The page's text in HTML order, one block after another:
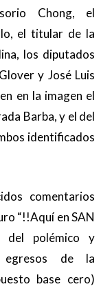
Chong, el
el titular de la
los diputados
y José Luis
en la imagen el
Barba, y el del
identificados
comentarios
“!!Aquí en SAN
del polémico y
egresos de la
base cero)